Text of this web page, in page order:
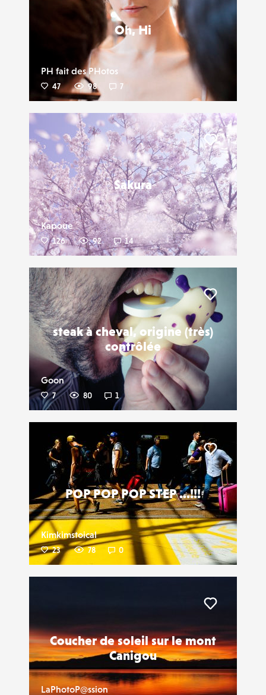
Oh, Hi
PH fait des PHotos
47 98 7
Sakura
Kapoue
126 92 14
Liker
steak à cheval, origine (très)
contrôlée
Goon
7 80 1
POP POP POP STEP ...!!!
Kimkimstoical
23 78 0
Coucher de soleil sur le mont
Canigou
LaPhotoP@ssion